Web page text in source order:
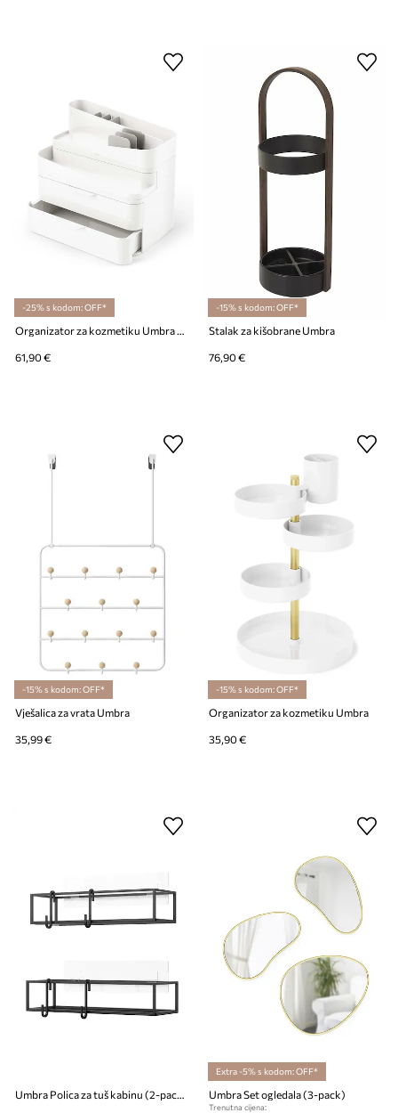
-25% s kodom: OFF*
Organizator za kozmetiku Umbra Glam Large
61,90 €
-15% s kodom: OFF*
Stalak za kišobrane Umbra
76,90 €
-15% s kodom: OFF*
Vješalica za vrata Umbra
35,99 €
-15% s kodom: OFF*
Organizator za kozmetiku Umbra
35,90 €
Extra -5% s kodom: OFF*
Umbra Set ogledala (3-pack)
Trenutna cijena: